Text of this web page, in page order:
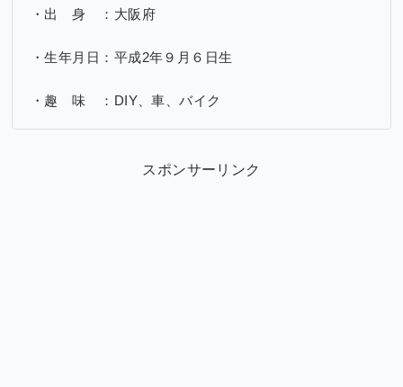
・出 身 ：大阪府
・生年月日：平成2年９月６日生
・趣 味 ：DIY、車、バイク
スポンサーリンク